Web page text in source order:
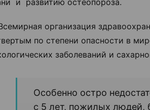
и развитию остеопороза.
организация
по степени опасности в
заболеваний и
Особенно остро
с 5 лет, пожилых